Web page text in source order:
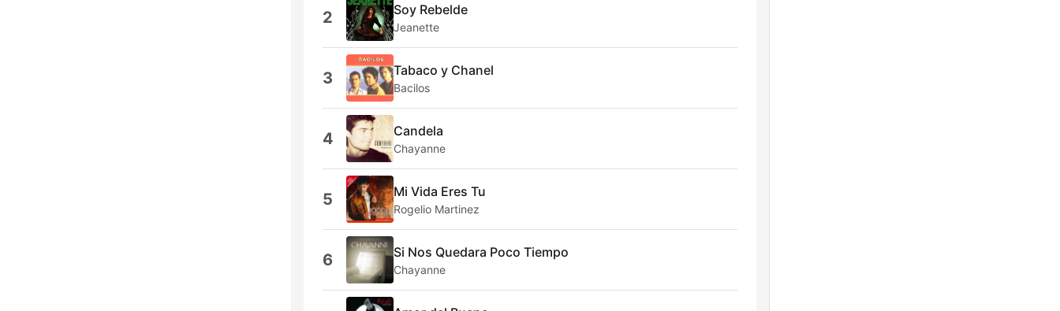
2 Soy Rebelde
Jeanette
3 Tabaco y Chanel
Bacilos
4 Candela
Chayanne
5 Mi Vida Eres Tu
Rogelio Martinez
6 Si Nos Quedara Poco Tiempo
Chayanne